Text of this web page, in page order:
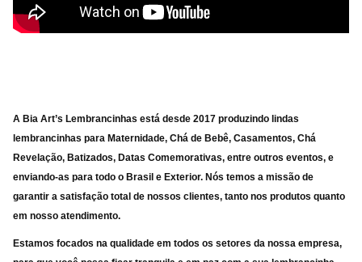
A Bia Art’s Lembrancinhas está desde 2017 produzindo lindas
lembrancinhas para Maternidade, Chá de Bebê, Casamentos, Chá
Revelação, Batizados, Datas Comemorativas, entre outros eventos, e
enviando-as para todo o Brasil e Exterior. Nós temos a missão de
garantir a satisfação total de nossos clientes, tanto nos produtos quanto
em nosso atendimento.
Estamos focados na qualidade em todos os setores da nossa empresa,